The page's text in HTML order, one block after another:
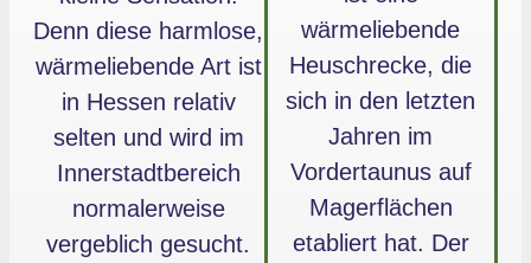
Denn diese harmlose,
wärmeliebende Art ist
in Hessen relativ
selten und wird im
Innerstadtbereich
normalerweise
vergeblich gesucht.
wärmeliebende
Heuschrecke, die
sich in den letzten
Jahren im
Vordertaunus auf
Magerflächen
etabliert hat. Der